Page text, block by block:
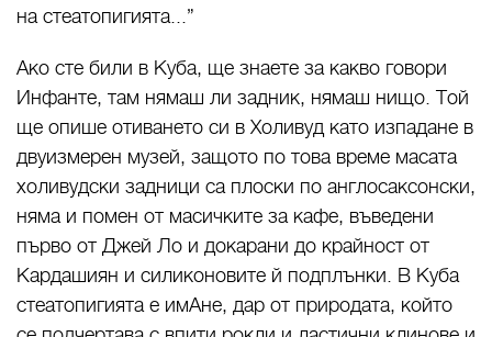
на стеатопигията...”
Ако сте били в Куба, ще знаете за какво говори
Инфанте, там нямаш ли задник, нямаш нищо. Той
ще опише отиването си в Холивуд като изпадане в
двуизмерен музей, защото по това време масата
холивудски задници са плоски по англосаксонски,
няма и помен от масичките за кафе, въведени
първо от Джей Ло и докарани до крайност от
Кардашиян и силиконовите й подплънки. В Куба
стеатопигията е имАне, дар от природата, който